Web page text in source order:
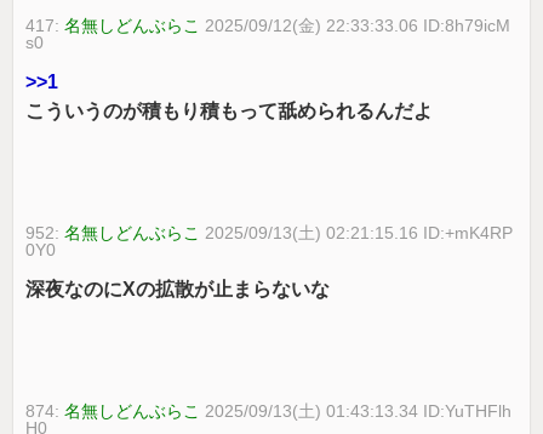
417:名無しどんぶらこ 2025/09/12(金) 22:33:33.06 ID:8h79icM
s0
>>1
こういうのが積もり積もって舐められるんだよ
952:名無しどんぶらこ 2025/09/13(土) 02:21:15.16 ID:+mK4RP
0Y0
深夜なのにXの拡散が止まらないな
874:名無しどんぶらこ 2025/09/13(土) 01:43:13.34 ID:YuTHFlh
H0